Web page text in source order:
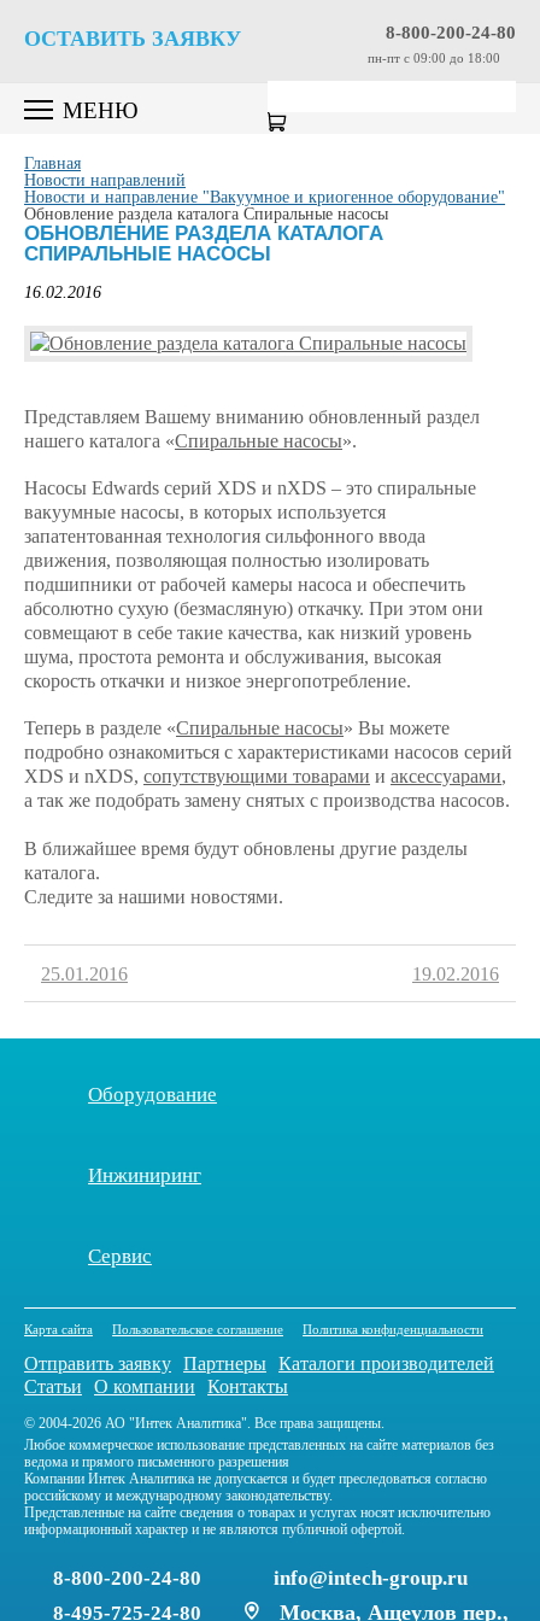
8-800-200-24-80
пн-пт c 09:00 до 18:00
ОСТАВИТЬ ЗАЯВКУ
МЕНЮ
Главная
Новости направлений
Новости и направление "Вакуумное и криогенное оборудование"
Обновление раздела каталога Спиральные насосы
ОБНОВЛЕНИЕ РАЗДЕЛА КАТАЛОГА
СПИРАЛЬНЫЕ НАСОСЫ
16.02.2016
Представляем Вашему вниманию обновленный раздел
нашего каталога «Спиральные насосы».
Насосы Edwards серий XDS и nXDS – это спиральные
вакуумные насосы, в которых используется
запатентованная технология сильфонного ввода
движения, позволяющая полностью изолировать
подшипники от рабочей камеры насоса и обеспечить
абсолютно сухую (безмасляную) откачку. При этом они
совмещают в себе такие качества, как низкий уровень
шума, простота ремонта и обслуживания, высокая
скорость откачки и низкое энергопотребление.
Теперь в разделе «Спиральные насосы» Вы можете
подробно ознакомиться с характеристиками насосов серий
XDS и nXDS, сопутствующими товарами и аксессуарами,
а так же подобрать замену снятых с производства насосов.
В ближайшее время будут обновлены другие разделы
каталога.
Следите за нашими новостями.
25.01.2016 19.02.2016
Оборудование
Инжиниринг
Сервис
Карта сайта Пользовательское соглашение Политика конфиденциальности
Отправить заявку Партнеры Каталоги производителей
Статьи
О компании Контакты
© 2004-2026 АО "Интек Аналитика". Все права защищены.
Любое коммерческое использование представленных на сайте материалов без
ведома и прямого письменного разрешения
Компании Интек Аналитика не допускается и будет преследоваться согласно
российскому и международному законодательству.
Представленные на сайте сведения о товарах и услугах носят исключительно
информационный характер и не являются публичной офертой.
8-800-200-24-80
8-495-725-24-80
info@intech-group.ru
Москва, Ащеулов пер.,